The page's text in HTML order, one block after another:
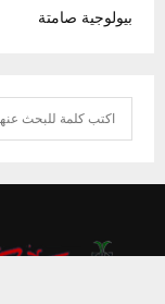
بيولوجية صامتة
e